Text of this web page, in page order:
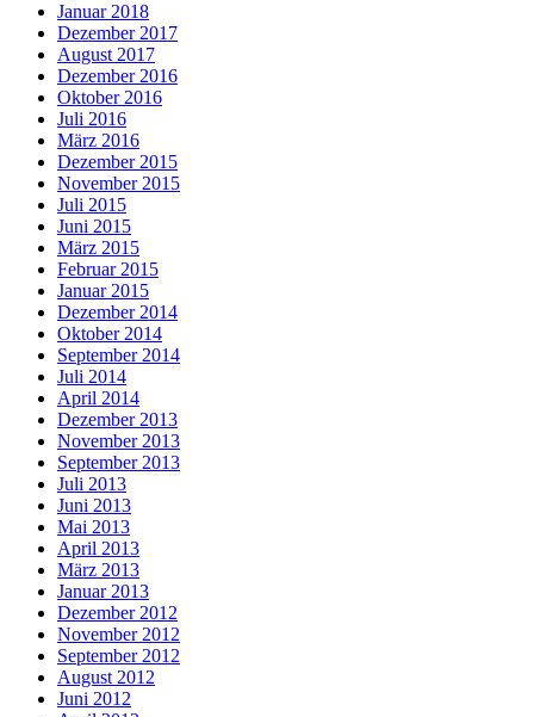
Januar 2018
Dezember 2017
August 2017
Dezember 2016
Oktober 2016
Juli 2016
März 2016
Dezember 2015
November 2015
Juli 2015
Juni 2015
März 2015
Februar 2015
Januar 2015
Dezember 2014
Oktober 2014
September 2014
Juli 2014
April 2014
Dezember 2013
November 2013
September 2013
Juli 2013
Juni 2013
Mai 2013
April 2013
März 2013
Januar 2013
Dezember 2012
November 2012
September 2012
August 2012
Juni 2012